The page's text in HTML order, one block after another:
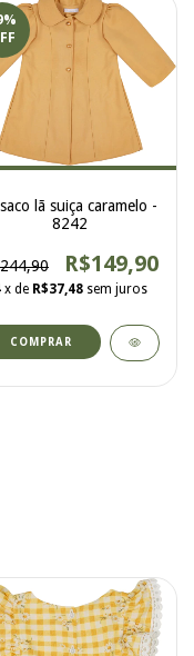
%
lã suiça caramelo -
8242
R$149,90
x de R$37,48 sem juros
COMPRAR